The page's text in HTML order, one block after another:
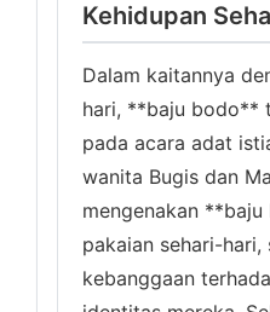
Kehidupan
Dalam kaitannya
hari, **baju bodo**
pada acara adat
wanita Bugis dan
mengenakan
pakaian sehari-hari,
kebanggaan